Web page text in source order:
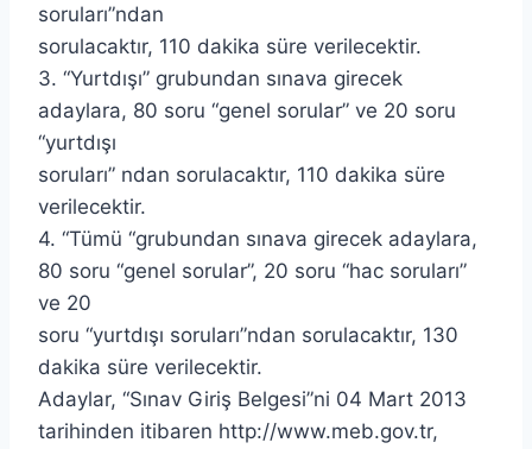
soruları”ndan
sorulacaktır, 110 dakika süre verilecektir.
3. “Yurtdışı” grubundan sınava girecek
adaylara, 80 soru “genel sorular” ve 20 soru
“yurtdışı
soruları” ndan sorulacaktır, 110 dakika süre
verilecektir.
4. “Tümü “grubundan sınava girecek adaylara,
80 soru “genel sorular”, 20 soru “hac soruları”
ve 20
soru “yurtdışı soruları”ndan sorulacaktır, 130
dakika süre verilecektir.
Adaylar, “Sınav Giriş Belgesi”ni 04 Mart 2013
tarihinden itibaren http://www.meb.gov.tr,